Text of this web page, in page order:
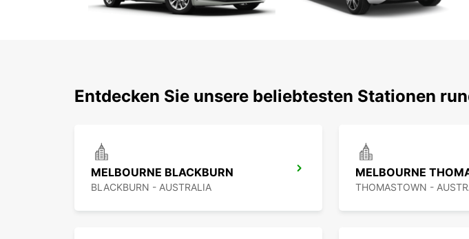
Entdecken Sie unsere beliebtesten Stationen
MELBOURNE BLACKBURN
BLACKBURN - AUSTRALIA
MELBOURNE
THOMASTOWN -